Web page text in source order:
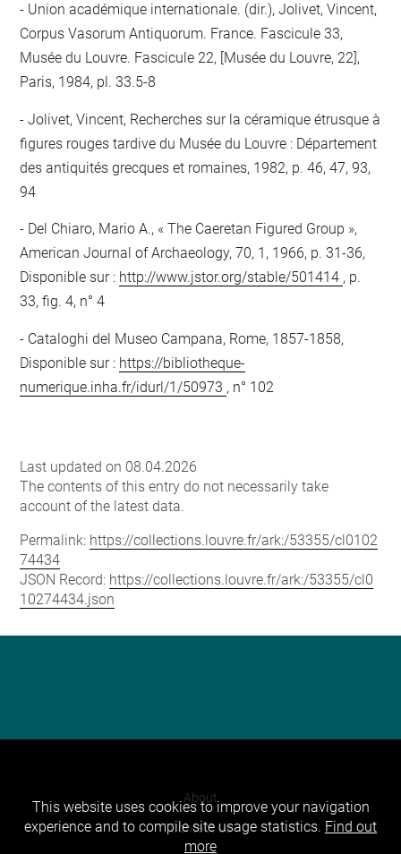
Union académique internationale. (dir.), Jolivet, Vincent,
Corpus Vasorum Antiquorum. France. Fascicule 33,
Musée du Louvre. Fascicule 22, [Musée du Louvre, 22],
Paris, 1984, pl. 33.5-8
Jolivet, Vincent, Recherches sur la céramique étrusque à
figures rouges tardive du Musée du Louvre : Département
des antiquités grecques et romaines, 1982, p. 46, 47, 93,
94
Del Chiaro, Mario A., « The Caeretan Figured Group »,
American Journal of Archaeology, 70, 1, 1966, p. 31-36,
Disponible sur : http://www.jstor.org/stable/501414 , p.
33, fig. 4, n° 4
Cataloghi del Museo Campana, Rome, 1857-1858,
Disponible sur : https://bibliotheque-
numerique.inha.fr/idurl/1/50973 , n° 102
Last updated on 08.04.2026
The contents of this entry do not necessarily take
account of the latest data.
Permalink: https://collections.louvre.fr/ark:/53355/cl0102
74434
JSON Record: https://collections.louvre.fr/ark:/53355/cl0
10274434.json
About
Contact Us
This website uses cookies to improve your navigation
experience and to compile site usage statistics. Find out
more